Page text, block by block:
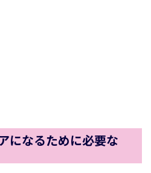
になるために必要な